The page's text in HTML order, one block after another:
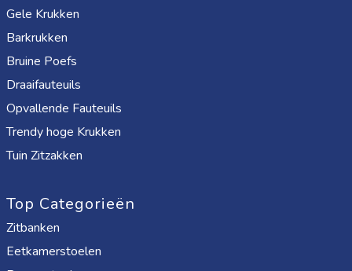
Gele Krukken
Barkrukken
Bruine Poefs
Draaifauteuils
Opvallende Fauteuils
Trendy hoge Krukken
Tuin Zitzakken
Top Categorieën
Zitbanken
Eetkamerstoelen